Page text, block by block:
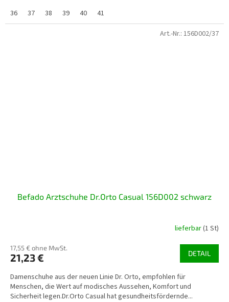
36
37 38 39 40 41
Befado Arztschuhe Dr.Orto Casual 156D002 schwarz
lieferbar(1 St)
17,55 € ohne MwSt.
21,23 € DETAIL
Damenschuhe aus der neuen Linie Dr. Orto, empfohlen für
Menschen, die Wert auf modisches Aussehen, Komfort und
Sicherheit legen.Dr.Orto Casual hat gesundheitsfördernde...
Art.-Nr.: 156D002/37